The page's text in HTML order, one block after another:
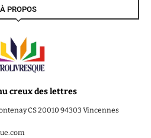
À PROPOS
creux des lettres
CS 20010 94303 Vincennes